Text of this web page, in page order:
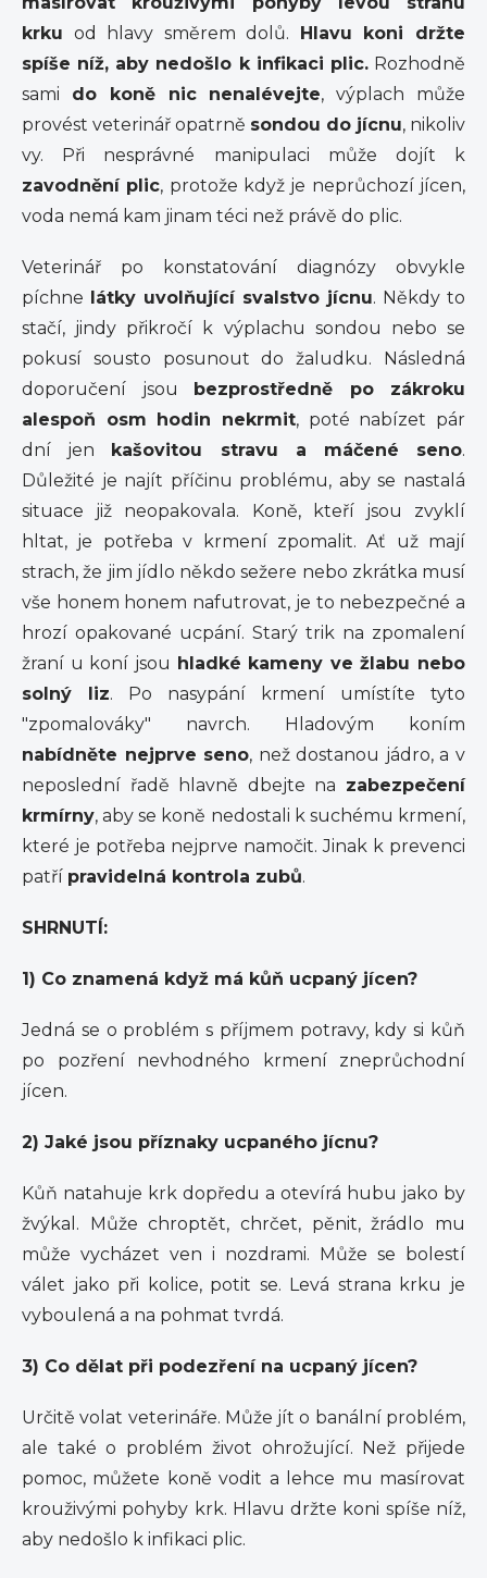
krku od hlavy směrem dolů. Hlavu koni držte
spíše níž, aby nedošlo k infikaci plic.Rozhodně
sami do koně nic nenalévejte, výplach může
provést veterinář opatrně sondou do jícnu, nikoliv
vy. Při nesprávné manipulaci může dojít k
zavodnění plic, protože když je neprůchozí jícen,
voda nemá kam jinam téci než právě do plic.
Veterinář po konstatování diagnózy obvykle
píchne látky uvolňující svalstvo jícnu. Někdy to
stačí, jindy přikročí k výplachu sondou nebo se
pokusí sousto posunout do žaludku. Následná
doporučení jsou bezprostředně po zákroku
alespoň osm hodin nekrmit, poté nabízet pár
dní jen kašovitou stravu a máčené seno.
Důležité je najít příčinu problému, aby se nastalá
situace již neopakovala. Koně, kteří jsou zvyklí
hltat, je potřeba v krmení zpomalit. Ať už mají
strach, že jim jídlo někdo sežere nebo zkrátka musí
vše honem honem nafutrovat, je to nebezpečné a
hrozí opakované ucpání. Starý trik na zpomalení
žraní u koní jsou hladké kameny ve žlabu nebo
solný liz. Po nasypání krmení umístíte tyto
"zpomalováky" navrch. Hladovým koním
nabídněte nejprve seno, než dostanou jádro, a v
neposlední řadě hlavně dbejte na zabezpečení
krmírny, aby se koně nedostali k suchému krmení,
které je potřeba nejprve namočit. Jinak k prevenci
patří pravidelná kontrola zubů.
SHRNUTÍ:
1) Co znamená když má kůň ucpaný jícen?
Jedná se o problém s příjmem potravy, kdy si kůň
po pozření nevhodného krmení zneprůchodní
jícen.
2) Jaké jsou příznaky ucpaného jícnu?
Kůň natahuje krk dopředu a otevírá hubu jako by
žvýkal. Může chroptět, chrčet, pěnit, žrádlo mu
může vycházet ven i nozdrami. Může se bolestí
válet jako při kolice, potit se. Levá strana krku je
vyboulená a na pohmat tvrdá.
3) Co dělat při podezření na ucpaný jícen?
Určitě volat veterináře. Může jít o banální problém,
ale také o problém život ohrožující. Než přijede
pomoc, můžete koně vodit a lehce mu masírovat
krouživými pohyby krk. Hlavu držte koni spíše níž,
aby nedošlo k infikaci plic.